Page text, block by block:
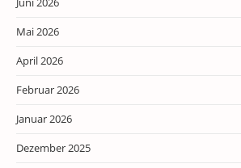
Mai 2026
April 2026
Februar 2026
Januar 2026
Dezember 2025